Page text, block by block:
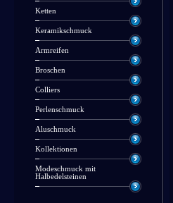
Ketten
Keramikschmuck
Armreifen
Broschen
Colliers
Perlenschmuck
Aluschmuck
Kollektionen
Modeschmuck mit
Halbedelsteinen